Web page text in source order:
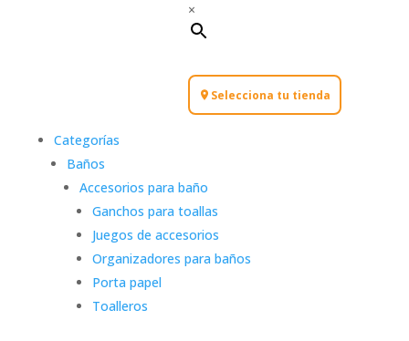
Categorías
Baños
Accesorios para baño
Ganchos para toallas
Juegos de accesorios
Organizadores para baños
Porta papel
Toalleros
×
Selecciona tu tienda